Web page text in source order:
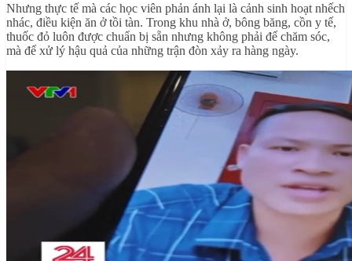
Nhưng thực tế mà các học viên phản ánh lại là cảnh sinh hoạt nhếch
nhác, điều kiện ăn ở tồi tàn. Trong khu nhà ở, bông băng, cồn y tế,
thuốc đỏ luôn được chuẩn bị sẵn nhưng không phải để chăm sóc,
mà để xử lý hậu quả của những trận đòn xảy ra hàng ngày.